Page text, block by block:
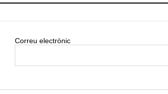
Correu electrònic